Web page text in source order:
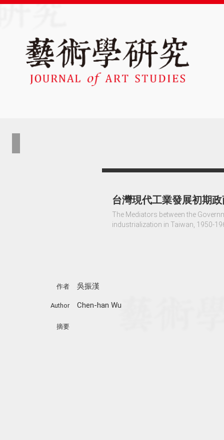
台灣現代工業發展初期
The Mediators between the
industrialization in Taiwan, 1950-
作者 吳振漢
Author Chen-han Wu
摘要